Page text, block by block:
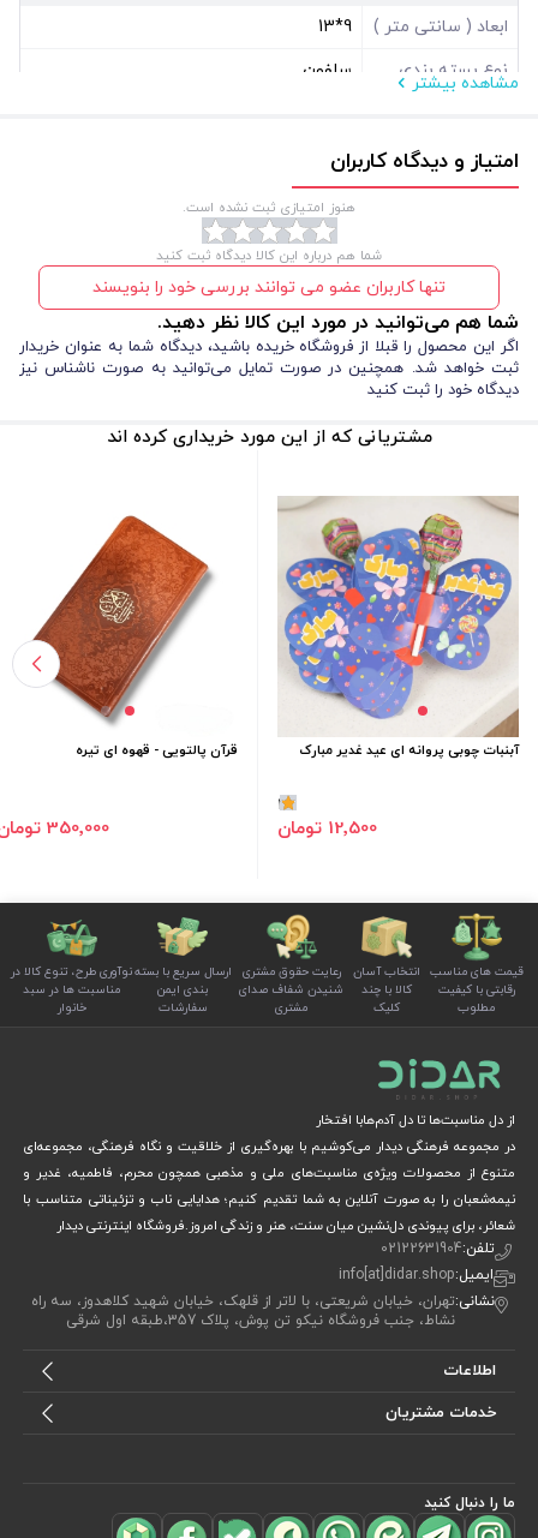
ابعاد ( سانتی متر )
9*13
نوع بسته بندی
سلفون
مشاهده بیشتر
امتیاز و دیدگاه کاربران
هنوز امتیازی ثبت نشده است.
شما هم درباره این کالا دیدگاه ثبت کنید
تنها کاربران عضو می توانند بررسی خود را بنویسند
شما هم می‌توانید در مورد این کالا نظر دهید.
اگر این محصول را قبلا از فروشگاه خریده باشید، دیدگاه شما به عنوان خریدار
ثبت خواهد شد. همچنین در صورت تمایل می‌توانید به صورت ناشناس نیز
دیدگاه خود را ثبت کنید
مشتریانی که از این مورد خریداری کرده اند
آبنبات چوبی پروانه ای عید غدیر مبارک
1
12٬500 تومان
قرآن پالتویی - قهوه ای تیره
350٬000 تومان
قیمت های مناسب
رقابتی با کیفیت
مطلوب
انتخاب آسان
کالا با چند
کلیک
رعایت حقوق مشتری
شنیدن شفاف صدای
مشتری
ارسال سریع با بسته
بندی ایمن
سفارشات
نوآوری طرح، تنوع کالا در
مناسبت ها در سبد
خانوار
از دل مناسبت‌ها تا دل آدم‌هابا افتخار
در مجموعه فرهنگی دیدار می‌کوشیم با بهره‌گیری از خلاقیت و نگاه فرهنگی، مجموعه‌ای
متنوع از محصولات ویژه‌ی مناسبت‌های ملی و مذهبی همچون محرم، فاطمیه، غدیر و
نیمه‌شعبان را به صورت آنلاین به شما تقدیم کنیم؛ هدایایی ناب و تزئیناتی متناسب با
شعائر، برای پیوندی دل‌نشین میان سنت، هنر و زندگی امروز.فروشگاه اینترنتی دیدار
تلفن:02122631904
ایمیل:info[at]didar.shop
نشانی:تهران، خیابان شریعتی، با لاتر از قلهک، خیابان شهید کلاهدوز، سه راه
نشاط، جنب فروشگاه نیکو تن پوش، پلاک 357،طبقه اول شرقی
اطلاعات
خدمات مشتریان
ما را دنبال کنید